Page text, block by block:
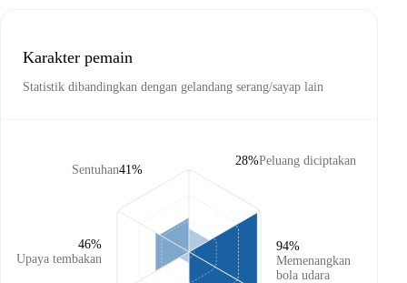
Karakter pemain
Statistik dibandingkan dengan gelandang serang/sayap lain
Sentuhan41%
Upaya tembakan
46%
Peluang diciptakan
28%
Memenangkan
bola udara
94%